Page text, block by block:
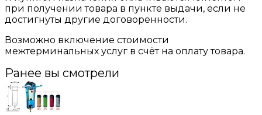
при получении товара в пункте выдачи, если не
достигнуты другие договоренности.
Возможно включение стоимости
межтерминальных услуг в счёт на оплату товара.
Ранее вы смотрели